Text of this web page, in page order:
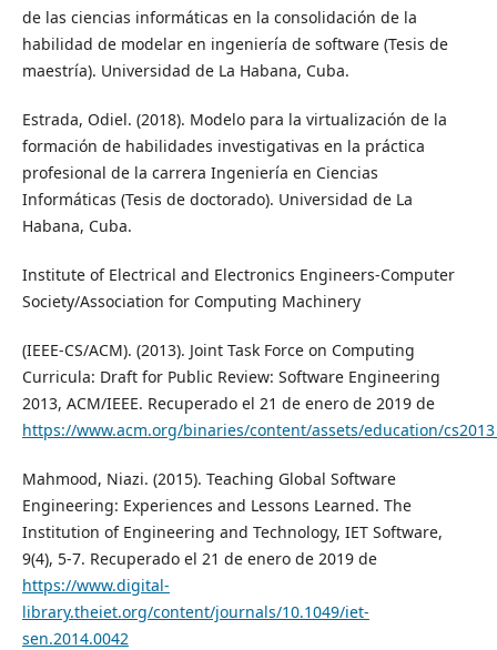
de las ciencias informáticas en la consolidación de la
habilidad de modelar en ingeniería de software (Tesis de
maestría). Universidad de La Habana, Cuba.
Estrada, Odiel. (2018). Modelo para la virtualización de la
formación de habilidades investigativas en la práctica
profesional de la carrera Ingeniería en Ciencias
Informáticas (Tesis de doctorado). Universidad de La
Habana, Cuba.
Institute of Electrical and Electronics Engineers-Computer
Society/Association for Computing Machinery
(IEEE-CS/ACM). (2013). Joint Task Force on Computing
Curricula: Draft for Public Review: Software Engineering
2013, ACM/IEEE. Recuperado el 21 de enero de 2019 de
https://www.acm.org/binaries/content/assets/education/
Mahmood, Niazi. (2015). Teaching Global Software
Engineering: Experiences and Lessons Learned. The
Institution of Engineering and Technology, IET Software,
9(4), 5-7. Recuperado el 21 de enero de 2019 de
https://www.digital-
library.theiet.org/content/journals/10.1049/iet-
sen.2014.0042